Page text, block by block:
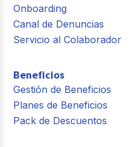
Onboarding
Canal de Denuncias
Servicio al Colaborador
Beneficios
Gestión de Beneficios
Planes de Beneficios
Pack de Descuentos